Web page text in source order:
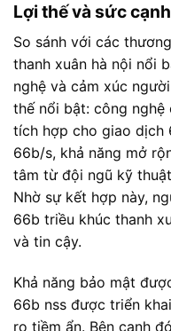
Lợi thế và sức
So sánh với các
thanh xuân hà nội nổi
nghệ và cảm xúc
thế nổi bật: công nghệ
tích hợp cho giao dịch
66b/s, khả năng mở
tâm từ đội ngũ kỹ
Nhờ sự kết hợp này,
66b triều khúc thanh
và tin cậy.
Khả năng bảo mật
66b nss được triển
ro tiềm ẩn. Bên cạnh